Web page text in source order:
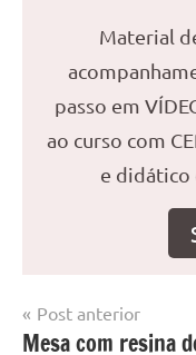
Material
passo em
ao curso com
e didático
Marcado
com
Mesa
Navegação
Post anterior
Mesa com resina